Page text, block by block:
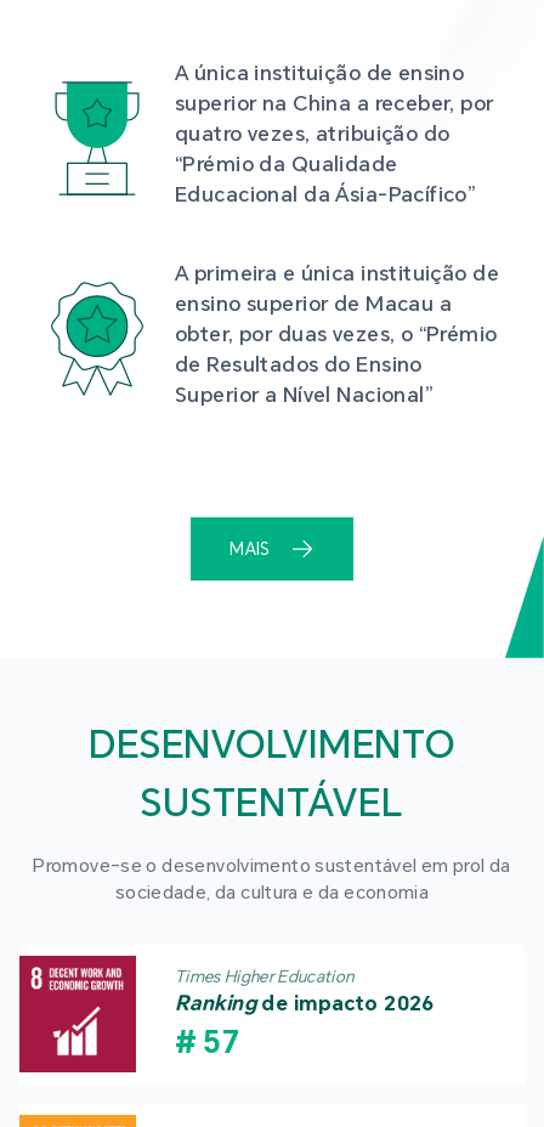
A única instituição de ensino
superior na China a receber, por
quatro vezes, atribuição do
“Prémio da Qualidade
Educacional da Ásia-Pacífico”
A primeira e única instituição de
ensino superior de Macau a
obter, por duas vezes, o “Prémio
de Resultados do Ensino
Superior a Nível Nacional”
MAIS
DESENVOLVIMENTO
SUSTENTÁVEL
Promove-se o desenvolvimento sustentável em prol da
sociedade, da cultura e da economia
Times Higher Education
Rankingde impacto 2026
# 57